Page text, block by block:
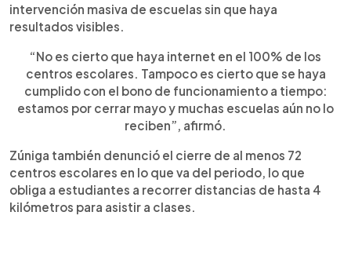
intervención masiva de escuelas sin que haya
resultados visibles.
“No es cierto que haya internet en el 100% de los
centros escolares. Tampoco es cierto que se haya
cumplido con el bono de funcionamiento a tiempo:
estamos por cerrar mayo y muchas escuelas aún no lo
reciben”, afirmó.
Zúniga también denunció el cierre de al menos 72
centros escolares en lo que va del periodo, lo que
obliga a estudiantes a recorrer distancias de hasta 4
kilómetros para asistir a clases.